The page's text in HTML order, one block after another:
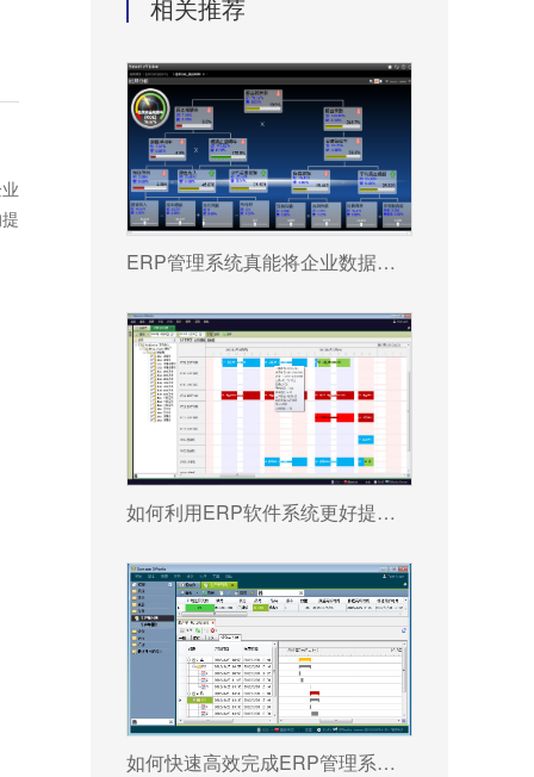
相关推荐
ERP管理系统真能将企业数据转化为可执行决策吗?
如何利用ERP软件系统更好提升企业运营效率?
如何快速高效完成ERP管理系统配置?